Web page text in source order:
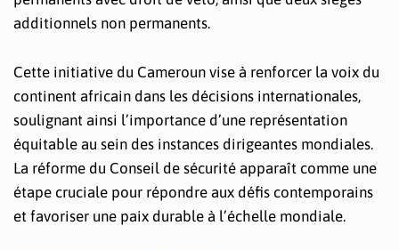
additionnels non permanents.
Cette initiative du Cameroun vise à renforcer la voix du
continent africain dans les décisions internationales,
soulignant ainsi l’importance d’une représentation
équitable au sein des instances dirigeantes mondiales.
La réforme du Conseil de sécurité apparaît comme une
étape cruciale pour répondre aux défis contemporains
et favoriser une paix durable à l’échelle mondiale.